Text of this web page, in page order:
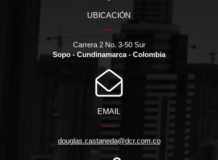
UBICACIÓN
Carrera 2 No. 3-50 Sur
Sopo - Cundinamarca - Colombia
EMAIL
douglas.castaneda@dcr.com.co